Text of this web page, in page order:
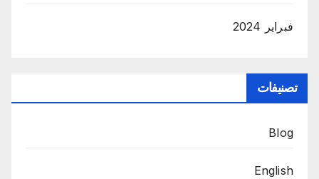
فبراير 2024
تصنيفات
Blog
English